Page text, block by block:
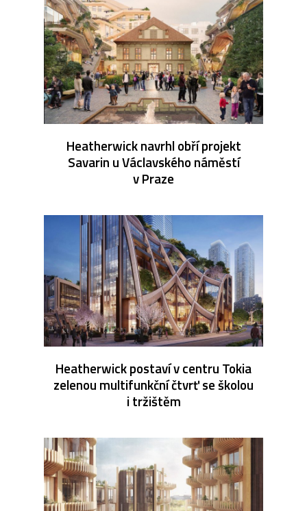
Heatherwick navrhl obří projekt
Savarin u Václavského náměstí
v Praze
Heatherwick postaví v centru Tokia
zelenou multifunkční čtvrť se školou
i tržištěm